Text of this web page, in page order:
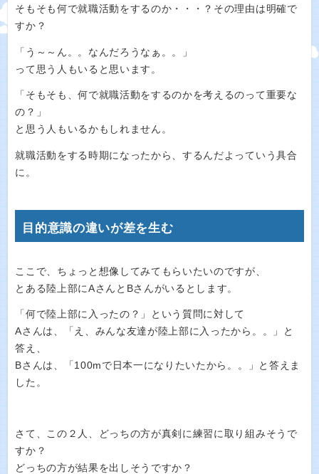
そもそも何で就職活動をするのか・・・？その理由は明確で
すか？
「う～～ん。。なんだろうなぁ。。」
って思う人もいると思います。
「そもそも、何で就職活動をするのかを考えるのって重要な
の？」
と思う人もいるかもしれません。
就職活動をする時期になったから、するんだよっていう具合
に。
目的意識の違いが差を生む
ここで、ちょっと想像してみてもらいたいのですが、
とある陸上部にAさんとBさんがいるとします。
「何で陸上部に入ったの？」という質問に対して
Aさんは、「え、みんな友達が陸上部に入ったから。。」と
答え、
Bさんは、「100mで日本一になりたいたから。。」と答えま
した。
さて、この２人、どっちの方が真剣に練習に取り組みそうで
すか？
どっちの方が結果を出しそうですか？